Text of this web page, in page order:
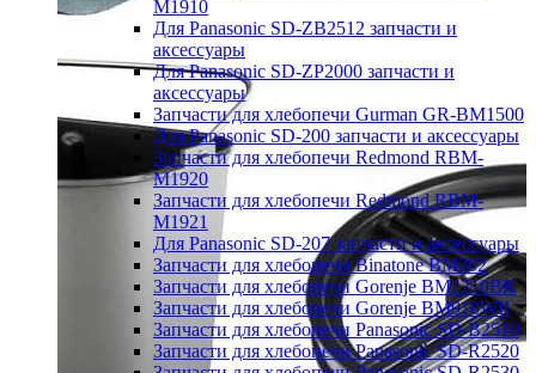
M1910
Для Panasonic SD-ZB2512 запчасти и
аксессуары
Для Panasonic SD-ZP2000 запчасти и
аксессуары
Запчасти для хлебопечи Gurman GR-BM1500
Для Panasonic SD-200 запчасти и аксессуары
Запчасти для хлебопечи Redmond RBM-
M1920
Запчасти для хлебопечи Redmond RBM-
M1921
Для Panasonic SD-207 запчасти и аксессуары
Запчасти для хлебопечи Binatone BM202
Запчасти для хлебопечи Gorenje BM1210BK
Запчасти для хлебопечи Gorenje BM910WII
Запчасти для хлебопечи Panasonic SD-B2510
Запчасти для хлебопечи Panasonic SD-R2520